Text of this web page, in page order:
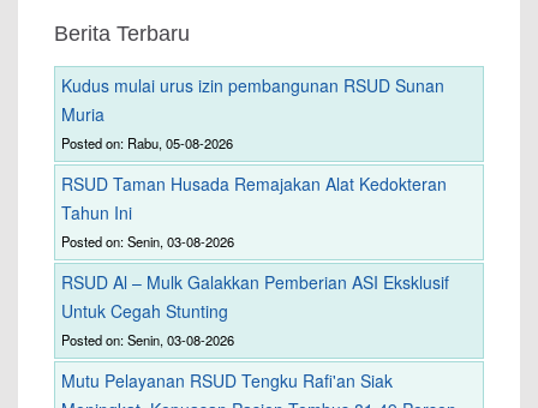
Berita Terbaru
Kudus mulai urus izin pembangunan RSUD Sunan
Muria
Posted on: Rabu, 05-08-2026
RSUD Taman Husada Remajakan Alat Kedokteran
Tahun Ini
Posted on: Senin, 03-08-2026
RSUD Al – Mulk Galakkan Pemberian ASI Eksklusif
Untuk Cegah Stunting
Posted on: Senin, 03-08-2026
Mutu Pelayanan RSUD Tengku Rafi'an Siak